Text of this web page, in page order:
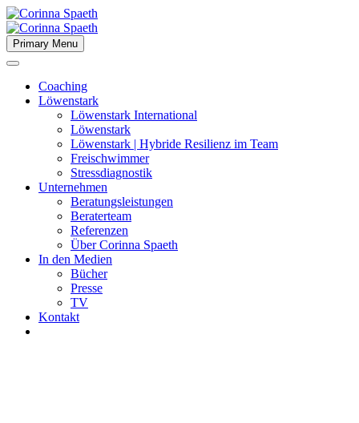
Primary Menu
Coaching
Löwenstark
Löwenstark International
Löwenstark
Löwenstark | Hybride Resilienz im Team
Freischwimmer
Stressdiagnostik
Unternehmen
Beratungsleistungen
Beraterteam
Referenzen
Über Corinna Spaeth
In den Medien
Bücher
Presse
TV
Kontakt